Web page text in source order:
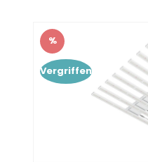
Rabatt
%
Vergriffen